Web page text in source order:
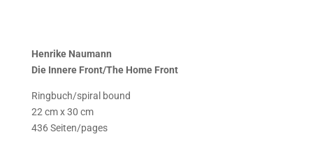
Henrike Naumann
Die Innere Front/The Home Front
Ringbuch/spiral bound
22 cm x 30 cm
436 Seiten/pages